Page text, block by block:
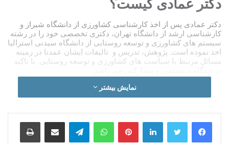
دکتر عمادی پس از اخذ کارشناسی کشاورزی از دانشگاه شیراز و
کارشناسی ارشد از دانشگاه تهران، دکتری تخصصی خود را در رشته
سیستم های کشاورزی و توسعه روستایی از دانشگاه سیدنی استرالیا
اخذ نموده است. پژوهش، تدریس و تالیفات ایشان عمدتا در زمینه
مسائل مرتبط با سیاست هاى کشاورزى و توسعه روستایی با تاکید
دکتر عمادی مدرس دوره هاى کارشناسی ارشد و دکترى در دانشگاه
یازده کتاب به زبانهای فارسی و انگلیسی تالیف کرده اند. ایشان در
حوزه مدیریتی به مدت هشت سال معاون وزیرکشاورزی بوده. وی
مسئولیت سیاست گذاری و ارتقا کیفی سیستم آموزش ، ترویج و
تحقیقات پژوهش های کشاورزى با تاکید بر توسعه پایدار و درونزا را
نمایش بیشتر
لینکدین ‫پین‌ترستواتس آپ تلگرام اشتراک گذاری از طریق ایمیل چاپ